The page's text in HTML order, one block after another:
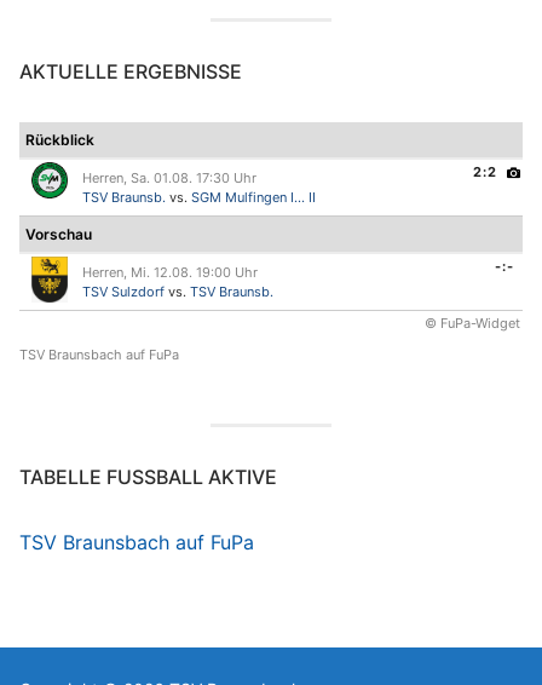
AKTUELLE ERGEBNISSE
Rückblick
Herren, Sa. 01.08. 17:30 Uhr
TSV Braunsb. vs. SGM Mulfingen I... II
2:2
Vorschau
Herren, Mi. 12.08. 19:00 Uhr
TSV Sulzdorf vs. TSV Braunsb.
-:-
© FuPa-Widget
TSV Braunsbach auf FuPa
TABELLE FUSSBALL AKTIVE
TSV Braunsbach auf FuPa